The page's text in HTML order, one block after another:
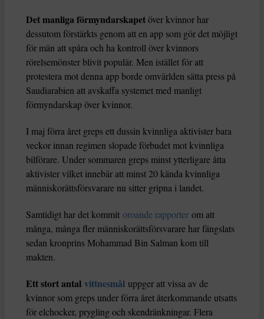
Det manliga förmyndarskapetöver kvinnor har
dessutom förstärkts genom att en app som gör det möjligt
för män att spåra och ha kontroll över kvinnors
rörelsemönster blivit populär. Men istället för att
protestera mot denna app borde omvärlden sätta press på
Saudiarabien att avskaffa systemet med manligt
förmyndarskap över kvinnor.
I maj förra året greps ett dussin kvinnliga aktivister bara
veckor innan regimen slopade förbudet mot kvinnliga
bilförare. Under sommaren greps minst ytterligare åtta
aktivister vilket innebär att minst 20 kända kvinnliga
människorättsförsvarare nu sitter gripna i landet.
Samtidigt har det kommit oroande rapporter om att
många, många fler människorättsförsvarare har fängslats
sedan kronprins Mohammad Bin Salman kom till
makten.
Ett stort antal vittnesmål uppger att vissa av de
kvinnor som greps under förra året återkommande utsatts
för elchocker, prygling och skendränkningar. Flera